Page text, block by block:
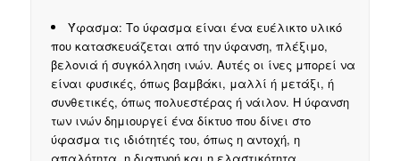
Ύφασμα: Το ύφασμα είναι ένα ευέλικτο υλικό
που κατασκευάζεται από την ύφανση, πλέξιμο,
βελονιά ή συγκόλληση ινών. Αυτές οι ίνες μπορεί να
είναι φυσικές, όπως βαμβάκι, μαλλί ή μετάξι, ή
συνθετικές, όπως πολυεστέρας ή νάιλον. Η ύφανση
των ινών δημιουργεί ένα δίκτυο που δίνει στο
ύφασμα τις ιδιότητές του, όπως η αντοχή, η